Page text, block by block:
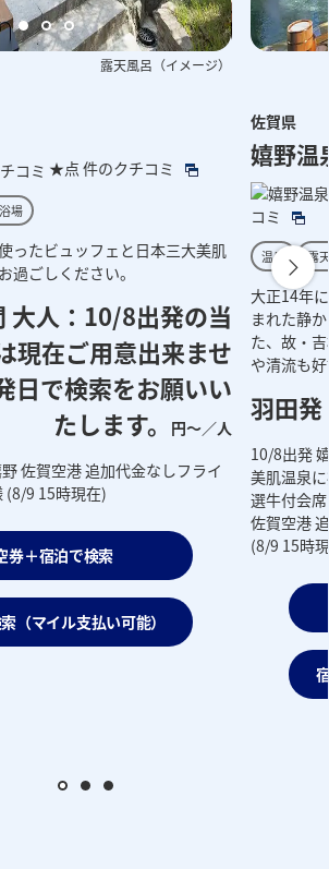
玄関（イ
露天風呂（イメージ）
★点 件のクチコミ
場
ったビュッフェと日本三大美肌
過ごしください。
人： 10/8出発の当
現在ご用意出来ませ
日で検索をお願いい
たします。
円～／人
佐賀空港 追加代金なしフライ
(8/9 15時現在)
券＋宿泊で検索
（マイル支払い可能）
佐賀県
嬉野
コミ
温泉 露
大正14年
まれた静
た、故・
や清流も
羽田
10/8出発
美肌温泉
選牛付会
佐賀空港
(8/9 15時